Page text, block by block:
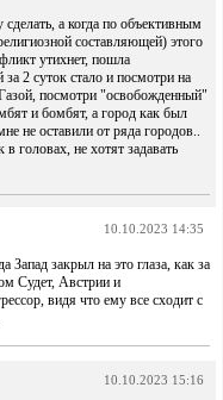
а когда по объективным
составляющей) этого
утихнет, пошла
2 суток стало и посмотри на
посмотри "освобожденный"
и бомбят, а город как был
не оставили от ряда городов..
головах, не хотят задавать
10.10.2023 14:35
закрыл на это глаза, как за
Судет, Австрии и
видя что ему все сходит с
10.10.2023 15:16